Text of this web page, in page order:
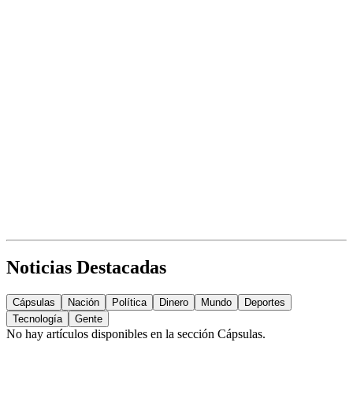
Noticias Destacadas
Cápsulas Nación Política Dinero Mundo
Deportes
Tecnología
Gente
No hay artículos disponibles en la sección Cápsulas.